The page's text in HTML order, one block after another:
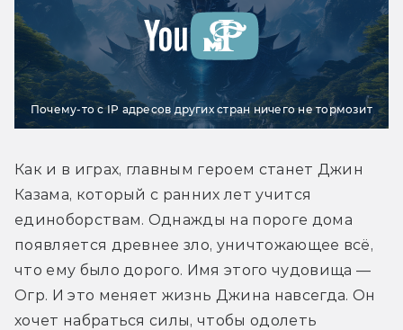
Почему-то с IP адресов других стран ничего не тормозит
Как и в играх, главным героем станет Джин
Казама, который с ранних лет учится
единоборствам. Однажды на пороге дома
появляется древнее зло, уничтожающее всё,
что ему было дорого. Имя этого чудовища —
Огр. И это меняет жизнь Джина навсегда. Он
хочет набраться силы, чтобы одолеть